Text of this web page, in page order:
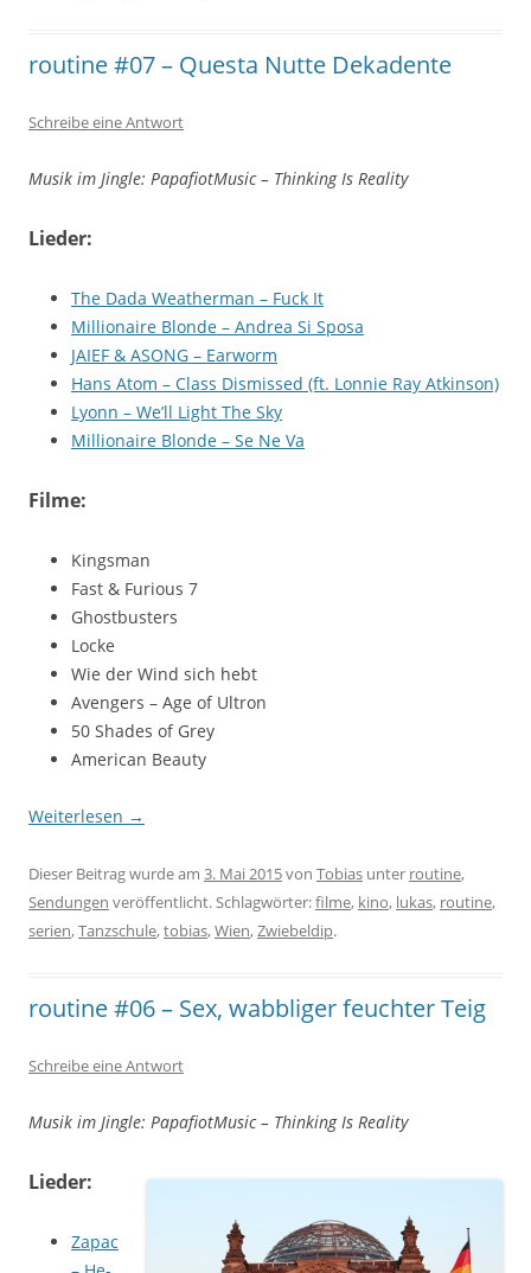
routine #07 – Questa Nutte Dekadente
Schreibe eine Antwort
Musik im Jingle: PapafiotMusic – Thinking Is Reality
Lieder:
The Dada Weatherman – Fuck It
Millionaire Blonde – Andrea Si Sposa
JAIEF & ASONG – Earworm
Hans Atom – Class Dismissed (ft. Lonnie Ray Atkinson)
Lyonn – We’ll Light The Sky
Millionaire Blonde – Se Ne Va
Filme:
Kingsman
Fast & Furious 7
Ghostbusters
Locke
Wie der Wind sich hebt
Avengers – Age of Ultron
50 Shades of Grey
American Beauty
Weiterlesen →
Dieser Beitrag wurde am 3. Mai 2015von Tobias unter routine,
Sendungen veröffentlicht. Schlagwörter:filme, kino, lukas, routine,
serien,Tanzschule,tobias,Wien,Zwiebeldip.
routine #06 – Sex, wabbliger feuchter Teig
Schreibe eine Antwort
Musik im Jingle: PapafiotMusic – Thinking Is Reality
Lieder:
Zapac